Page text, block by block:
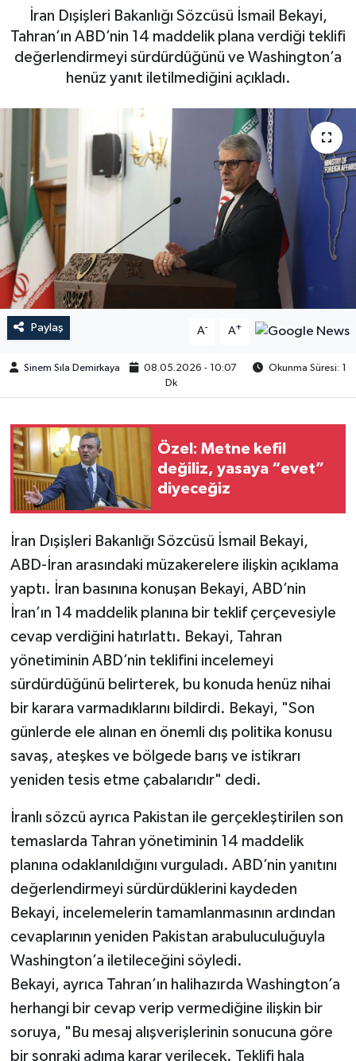
İran Dışişleri Bakanlığı Sözcüsü İsmail Bekayi,
Tahran’ın ABD’nin 14 maddelik plana verdiği teklifi
değerlendirmeyi sürdürdüğünü ve Washington’a
henüz yanıt iletilmediğini açıkladı.
Paylaş A- A+
Sinem Sıla Demirkaya 08.05.2026 - 10:07
Okunma Süresi: 1
Dk
Özel: Metne kefil
değiliz, yasaya “evet”
diyeceğiz
İran Dışişleri Bakanlığı Sözcüsü İsmail Bekayi,
ABD-İran arasındaki müzakerelere ilişkin açıklama
yaptı. İran basınına konuşan Bekayi, ABD’nin
İran’ın 14 maddelik planına bir teklif çerçevesiyle
cevap verdiğini hatırlattı. Bekayi, Tahran
yönetiminin ABD’nin teklifini incelemeyi
sürdürdüğünü belirterek, bu konuda henüz nihai
bir karara varmadıklarını bildirdi. Bekayi, "Son
günlerde ele alınan en önemli dış politika konusu
savaş, ateşkes ve bölgede barış ve istikrarı
yeniden tesis etme çabalarıdır" dedi.
İranlı sözcü ayrıca Pakistan ile gerçekleştirilen son
temaslarda Tahran yönetiminin 14 maddelik
planına odaklanıldığını vurguladı. ABD’nin yanıtını
değerlendirmeyi sürdürdüklerini kaydeden
Bekayi, incelemelerin tamamlanmasının ardından
cevaplarının yeniden Pakistan arabuluculuğuyla
Washington’a iletileceğini söyledi.
Bekayi, ayrıca Tahran’ın halihazırda Washington’a
herhangi bir cevap verip vermediğine ilişkin bir
soruya, "Bu mesaj alışverişlerinin sonucuna göre
bir sonraki adıma karar verilecek. Teklifi hala